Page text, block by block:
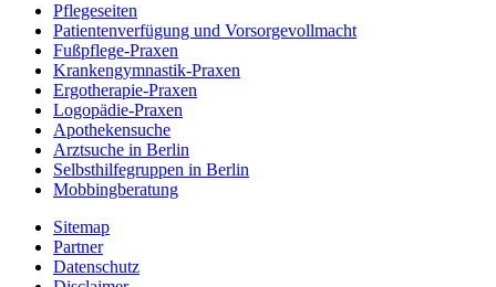
Pflegeseiten
Patientenverfügung und Vorsorgevollmacht
Fußpflege-Praxen
Krankengymnastik-Praxen
Ergotherapie-Praxen
Logopädie-Praxen
Apothekensuche
Arztsuche in Berlin
Selbsthilfegruppen in Berlin
Mobbingberatung
Sitemap
Partner
Datenschutz